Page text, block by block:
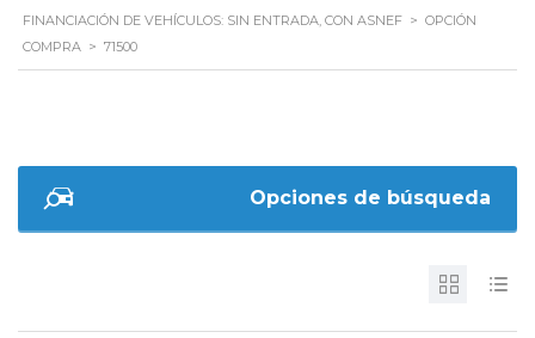
FINANCIACIÓN DE VEHÍCULOS: SIN ENTRADA, CON ASNEF > OPCIÓN
COMPRA > 71500
Opciones de búsqueda